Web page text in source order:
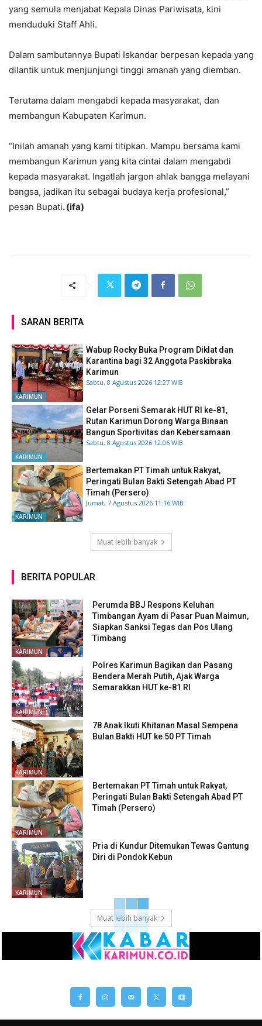
yang semula menjabat Kepala Dinas Pariwisata, kini
menduduki Staff Ahli.
Dalam sambutannya Bupati Iskandar berpesan kepada yang
dilantik untuk menjunjungi tinggi amanah yang diemban.
Terutama dalam mengabdi kepada masyarakat, dan
membangun Kabupaten Karimun.
“Inilah amanah yang kami titipkan. Mampu bersama kami
membangun Karimun yang kita cintai dalam mengabdi
kepada masyarakat. Ingatlah jargon ahlak bangga melayani
bangsa, jadikan itu sebagai budaya kerja profesional,”
pesan Bupati. (ifa)
SARAN BERITA
KARIMUN
Wabup Rocky Buka Program Diklat dan
Karantina bagi 32 Anggota Paskibraka
Karimun
Sabtu, 8 Agustus 2026 12:27 WIB
KARIMUN
Gelar Porseni Semarak HUT RI ke-81,
Rutan Karimun Dorong Warga Binaan
Bangun Sportivitas dan Kebersamaan
Sabtu, 8 Agustus 2026 12:06 WIB
KARIMUN
Bertemakan PT Timah untuk Rakyat,
Peringati Bulan Bakti Setengah Abad PT
Timah (Persero)
Jumat, 7 Agustus 2026 11:16 WIB
Muat lebih banyak
BERITA POPULAR
KARIMUN
Perumda BBJ Respons Keluhan
Timbangan Ayam di Pasar Puan Maimun,
Siapkan Sanksi Tegas dan Pos Ulang
Timbang
KARIMUN
Polres Karimun Bagikan dan Pasang
Bendera Merah Putih, Ajak Warga
Semarakkan HUT ke-81 RI
KARIMUN
78 Anak Ikuti Khitanan Masal Sempena
Bulan Bakti HUT ke 50 PT Timah
KARIMUN
Bertemakan PT Timah untuk Rakyat,
Peringati Bulan Bakti Setengah Abad PT
Timah (Persero)
KARIMUN
Pria di Kundur Ditemukan Tewas Gantung
Diri di Pondok Kebun
Muat lebih banyak